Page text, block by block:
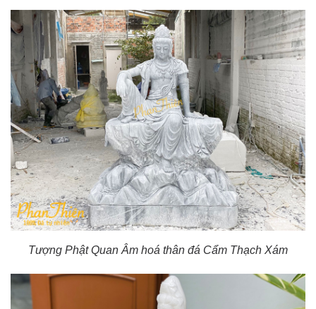
Tượng Phật Quan Âm hoá thân đá Cẩm Thạch Xám